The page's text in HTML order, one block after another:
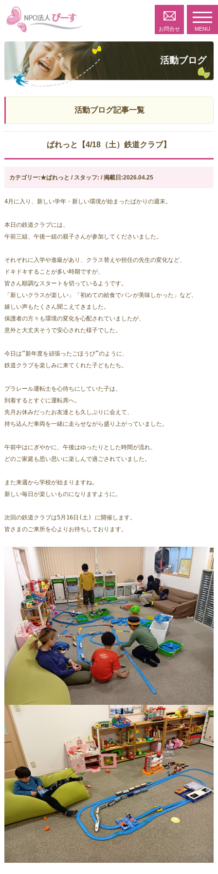
お問合せ MENU
活動ブログ
活動ブログ記事一覧
ぱれっと【4/18（土）鉄道クラブ】
カテゴリー:★ぱれっと / スタッフ: / 掲載日:2026.04.25
4月に入り、新しい学年・新しい環境が始まったばかりの週末。
本日の鉄道クラブには、
午前三組、午後一組の親子さんが参加してくださいました。
それぞれに入学や進級があり、クラス替えや担任の先生の変化など、
ドキドキすることが多い時期ですが、
皆さん順調なスタートを切っているようです。
「新しいクラスが楽しい」「初めての給食でパンが美味しかった」など、
嬉しい声もたくさん聞こえてきました。
保護者の方々も環境の変化を心配されていましたが、
意外と大丈夫そうで安心された様子でした。
今日は“新年度を頑張ったごほうび”のように、
鉄道クラブを楽しみに来てくれた子どもたち。
プラレール運転士を心待ちにしていた子は、
到着するとすぐに運転席へ。
先月お休みだったお友達とも久しぶりに会えて、
持ち込んだ車両を一緒に走らせながら盛り上がっていました。
午前中はにぎやかに、午後はゆったりとした時間が流れ、
どのご家庭も思い思いに楽しんで過ごされていました。
また来週から学校が始まりますね。
新しい毎日が楽しいものになりますように。
次回の鉄道クラブは5月16日(土) に開催します。
皆さまのご来所を心よりお待ちしております。